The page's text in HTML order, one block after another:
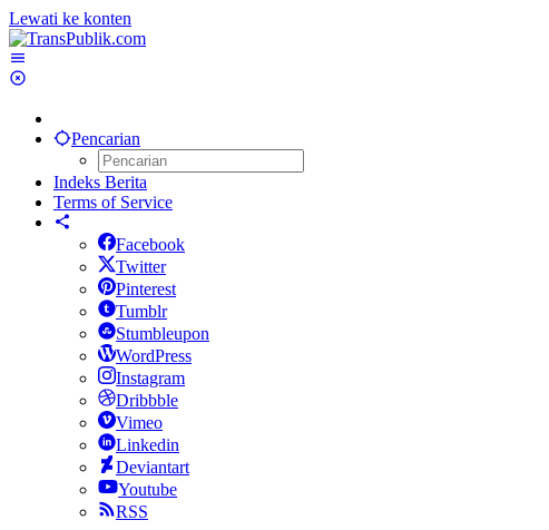
Lewati ke konten
Pencarian
Indeks Berita
Terms of Service
Facebook
Twitter
Pinterest
Tumblr
Stumbleupon
WordPress
Instagram
Dribbble
Vimeo
Linkedin
Deviantart
Youtube
RSS